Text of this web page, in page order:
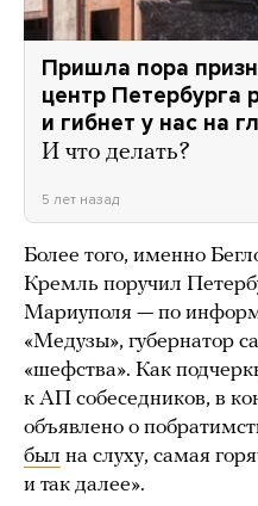
Пришла пора
центр Петербурга
и гибнет у нас на
И что делать?
5 лет назад
Более того, именно
Кремль поручил
Мариуполя — по
«Медузы», губернатор
«шефства». Как
к АП собеседников, в
объявлено о
был на слуху, самая
и так далее».